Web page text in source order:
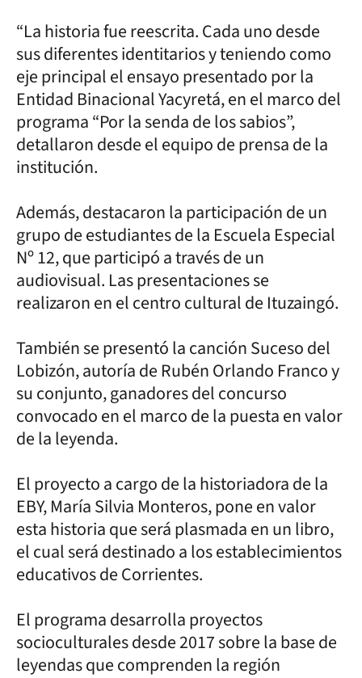
“La historia fue reescrita. Cada uno desde
sus diferentes identitarios y teniendo como
eje principal el ensayo presentado por la
Entidad Binacional Yacyretá, en el marco del
programa “Por la senda de los sabios”,
detallaron desde el equipo de prensa de la
institución.
Además, destacaron la participación de un
grupo de estudiantes de la Escuela Especial
Nº 12, que participó a través de un
audiovisual. Las presentaciones se
realizaron en el centro cultural de Ituzaingó.
También se presentó la canción Suceso del
Lobizón, autoría de Rubén Orlando Franco y
su conjunto, ganadores del concurso
convocado en el marco de la puesta en valor
de la leyenda.
El proyecto a cargo de la historiadora de la
EBY, María Silvia Monteros, pone en valor
esta historia que será plasmada en un libro,
el cual será destinado a los establecimientos
educativos de Corrientes.
El programa desarrolla proyectos
socioculturales desde 2017 sobre la base de
leyendas que comprenden la región